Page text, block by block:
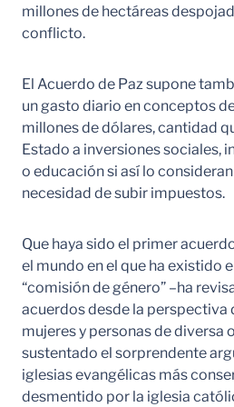
millones de hectáreas
conflicto.
El Acuerdo de Paz supone
un gasto diario en conceptos
millones de dólares, cantidad
Estado a inversiones sociales,
o educación si así lo
necesidad de subir impuestos.
Que haya sido el primer
el mundo en el que ha existido
“comisión de género” –ha
acuerdos desde la perspectiva
mujeres y personas de diversa
sustentado el sorprendente
iglesias evangélicas más
desmentido por la iglesia